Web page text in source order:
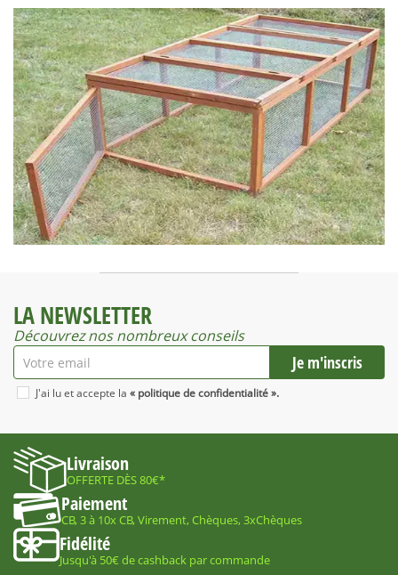
LA NEWSLETTER
Découvrez nos nombreux conseils
J'ai lu et accepte la « politique de confidentialité ».
Livraison
OFFERTE DÈS 80€*
Paiement
CB, 3 à 10x CB, Virement, Chèques, 3xChèques
Fidélité
Jusqu'à 50€ de cashback par commande